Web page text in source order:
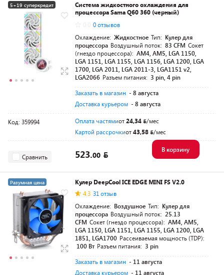
5+19 суперкредит
Разумная цена
Система жидкостного охлаждения для
процессора Sama Q60 360 (черный)
0 отзывов
Охлаждение: Жидкостное Тип: Кулер для
процессора Воздушный поток: 83 CFM Сокет
(гнездо процессора): AM4, AM5, LGA 1150,
LGA 1151, LGA 1155, LGA 1156, LGA 1200, LGA
1700, LGA 2011, LGA 2011-3, LGA1151 v2,
LGA2066 Разъем питания: 3 pin, 4 pin
Заказать в магазин - 8 августа
Доставка курьером - 8 августа
Код: 359994 Оплата частямиот24,34
/мес
Картой рассрочкиот43,58 /мес
Сравнить 523.00
В корзину
Разумная цена
Кулер DeepCool ICE EDGE MINI FS V2.0
4.3 31 отзыв
Охлаждение: Воздушное Тип: Кулер для
процессора Воздушный поток: 25.13
CFM Сокет (гнездо процессора): AM4, AM5,
LGA 1150, LGA 1151, LGA 1155, LGA 1200, LGA
1851, LGA1700 Рассеиваемая мощность (TDP):
100 Вт Разъем питания: 3 pin
Заказать в магазин - 11 августа
Доставка курьером - 11 августа